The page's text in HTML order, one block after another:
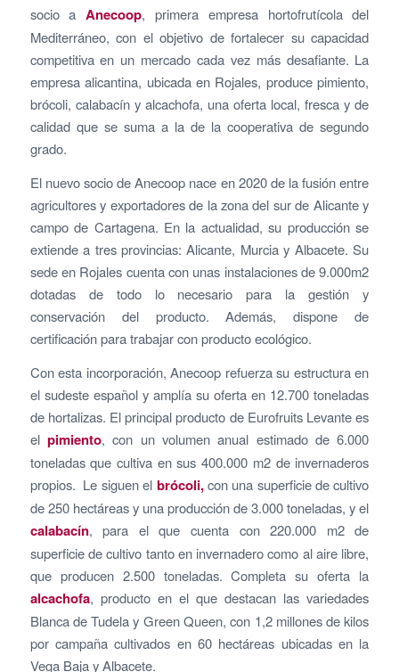
socio a Anecoop, primera empresa hortofrutícola del
Mediterráneo, con el objetivo de fortalecer su capacidad
competitiva en un mercado cada vez más desafiante. La
empresa alicantina, ubicada en Rojales, produce pimiento,
brócoli, calabacín y alcachofa, una oferta local, fresca y de
calidad que se suma a la de la cooperativa de segundo
grado.
El nuevo socio de Anecoop nace en 2020 de la fusión entre
agricultores y exportadores de la zona del sur de Alicante y
campo de Cartagena. En la actualidad, su producción se
extiende a tres provincias: Alicante, Murcia y Albacete. Su
sede en Rojales cuenta con unas instalaciones de 9.000m2
dotadas de todo lo necesario para la gestión y
conservación del producto. Además, dispone de
certificación para trabajar con producto ecológico.
Con esta incorporación, Anecoop refuerza su estructura en
el sudeste español y amplía su oferta en 12.700 toneladas
de hortalizas. El principal producto de Eurofruits Levante es
el pimiento, con un volumen anual estimado de 6.000
toneladas que cultiva en sus 400.000 m2 de invernaderos
propios. Le siguen el brócoli,con una superficie de cultivo
de 250 hectáreas y una producción de 3.000 toneladas, y el
calabacín, para el que cuenta con 220.000 m2 de
superficie de cultivo tanto en invernadero como al aire libre,
que producen 2.500 toneladas. Completa su oferta la
alcachofa, producto en el que destacan las variedades
Blanca de Tudela y Green Queen, con 1,2 millones de kilos
por campaña cultivados en 60 hectáreas ubicadas en la
Vega Baja y Albacete.